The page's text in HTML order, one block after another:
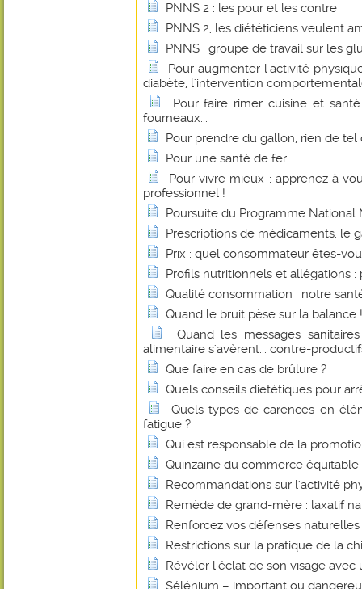
PNNS 2 : les pour et les contre
PNNS 2, les diététiciens veulent
PNNS : groupe de travail sur les
Pour augmenter l'activité
diabète, l'intervention
Pour faire rimer cuisine et
fourneaux...
Pour prendre du gallon, rien de tel
Pour une santé de fer
Pour vivre mieux : apprenez à
professionnel !
Poursuite du Programme National
Prescriptions de médicaments, le
Prix : quel consommateur êtes-
Profils nutritionnels et allégations :
Qualité consommation : notre
Quand le bruit pèse sur la balance !
Quand les messages
alimentaire s'avèrent... contre-
Que faire en cas de brûlure ?
Quels conseils diététiques pour
Quels types de carences en
fatigue ?
Qui est responsable de la
Quinzaine du commerce équitable
Recommandations sur l'activité
Remède de grand-mère : laxatif
Renforcez vos défenses naturelles
Restrictions sur la pratique de la
Révéler l'éclat de son visage avec
Sélénium – important ou